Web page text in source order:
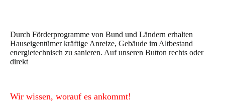
Durch Förderprogramme von Bund und Ländern erhalten
Hauseigentümer kräftige Anreize, Gebäude im Altbestand
energietechnisch zu sanieren. Auf unseren Button rechts oder
direkt
Wir wissen, worauf es ankommt!